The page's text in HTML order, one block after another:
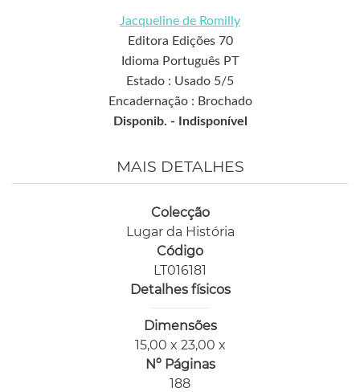
Jacqueline de Romilly
Editora Edições 70
Idioma Português PT
Estado : Usado 5/5
Encadernação : Brochado
Disponib. -
Indisponível
MAIS DETALHES
Colecção
Lugar da História
Código
LT016181
Detalhes físicos
Dimensões
15,00 x 23,00 x
Nº Páginas
188